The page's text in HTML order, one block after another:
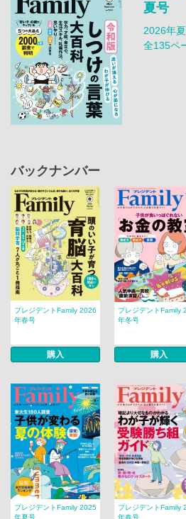
夏号
2026年
全135ペ
バックナンバー
プレジデントFamily 2026
年春号
購入
プレジデントFamily
年冬号
購入
プレジデントFamily 2025
年夏号
プレジデントFamily
年春号